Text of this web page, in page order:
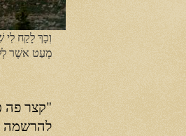
וְכָךְ לָקַח
מְעַט אשֶׁר
"קצר פה
להרשמה